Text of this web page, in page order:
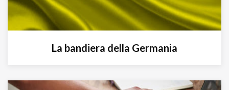
La bandiera della Germania